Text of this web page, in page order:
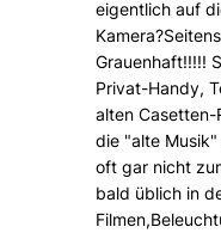
eigentlich auf
Grauenhaft!!!!!
Privat-Handy,
alten
die "alte Musik"
oft gar nicht
bald üblich in